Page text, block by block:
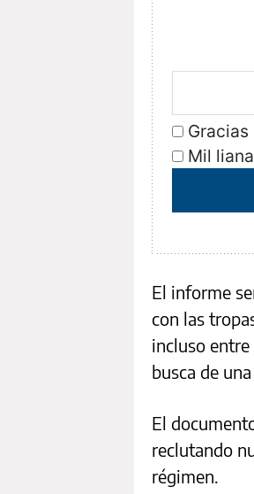
Mil
El informe
con las
incluso
busca de
El
reclutando
régimen.